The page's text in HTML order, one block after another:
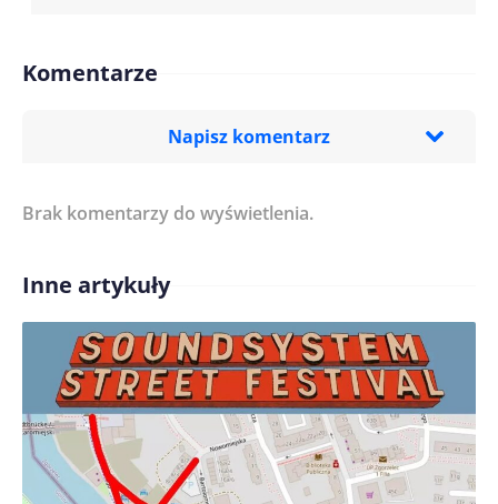
Komentarze
Napisz komentarz
Treść komentarza*
Imię/ Nick*
Zapamiętaj moje dane w tej przeglądarce podczas
Brak komentarzy do wyświetlenia.
Inne artykuły